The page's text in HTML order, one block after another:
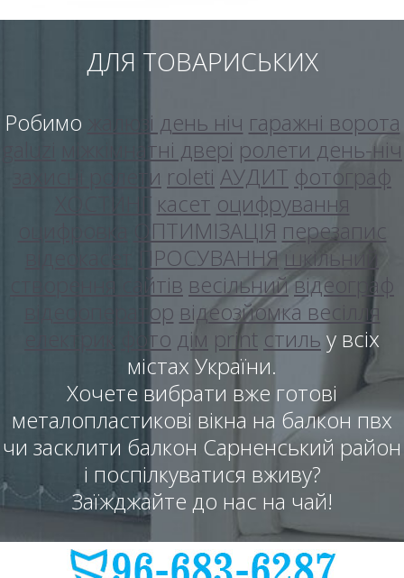
ДЛЯ ТОВАРИСЬКИХ
Робимо жалюзі день ніч гаражні ворота
міжкімнатні двері ролети день-ніч
захисні ролети roleti АУДИТ фотограф
ХОСТИНГ касет оцифрування
оцифровка
ОПТИМІЗАЦІЯ перезапис
відеокасет
ПРОСУВАННЯ шкільний
створення сайтів весільнийвідеограф
відеооператор відеозйомка весілля
фото дім print стиль у всіх
містах України.
Хочете вибрати вже готові
металопластикові вікна на балкон пвх
чи засклити балкон Сарненський район
і поспілкуватися вживу?
Заїжджайте до нас на чай!